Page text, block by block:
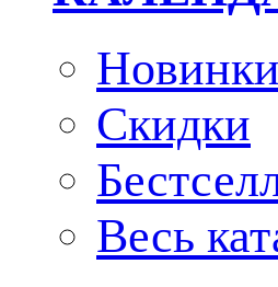
Новинки
Скидки
Весь